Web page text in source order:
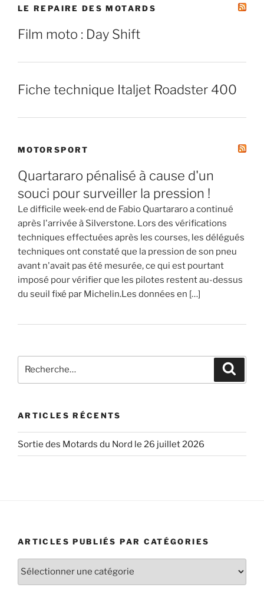
LE REPAIRE DES MOTARDS
Film moto : Day Shift
Fiche technique Italjet Roadster 400
MOTORSPORT
Quartararo pénalisé à cause d'un
souci pour surveiller la pression !
Le difficile week-end de Fabio Quartararo a continué
après l'arrivée à Silverstone. Lors des vérifications
techniques effectuées après les courses, les délégués
techniques ont constaté que la pression de son pneu
avant n'avait pas été mesurée, ce qui est pourtant
imposé pour vérifier que les pilotes restent au-dessus
du seuil fixé par Michelin.Les données en […]
pour
ARTICLES RÉCENTS
Sortie des Motards du Nord le 26 juillet 2026
ARTICLES PUBLIÉS PAR CATÉGORIES
Articles